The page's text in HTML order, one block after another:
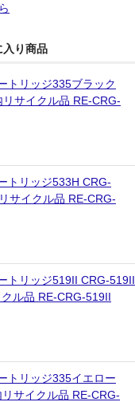
ジ
スター
入り商品
トリッジ335ブラック
サイクル品 RE-CRG-
トリッジ533H CRG-
サイクル品 RE-CRG-
トリッジ519II CRG-519II
ル品 RE-CRG-519II
トリッジ335イエロー
サイクル品 RE-CRG-